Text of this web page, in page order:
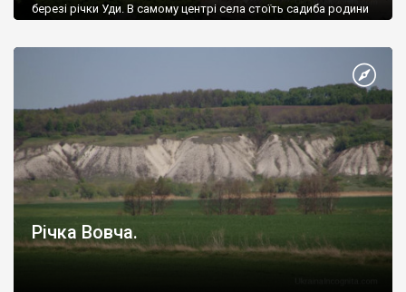
березі річки Уди. В самому центрі села стоїть садиба родини
Річка Вовча.